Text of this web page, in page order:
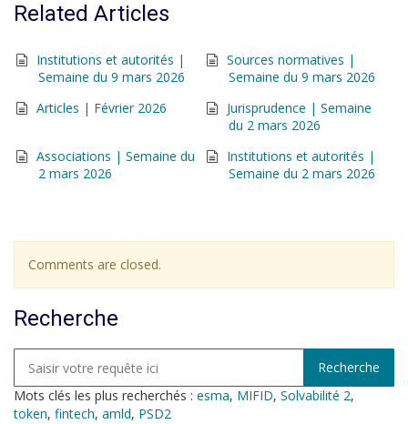
Related Articles
Institutions et autorités |
Semaine du 9 mars 2026
Sources normatives |
Semaine du 9 mars 2026
Articles | Février 2026
Jurisprudence | Semaine
du 2 mars 2026
Associations | Semaine du
2 mars 2026
Institutions et autorités |
Semaine du 2 mars 2026
Comments are closed.
Recherche
Mots clés les plus recherchés : esma, MIFID, Solvabilité 2,
token, fintech, amld, PSD2